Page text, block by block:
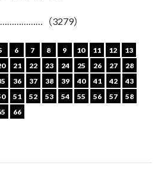
（3279）
6 7 8 9 10 11 12
13
21 22 23 24 25 26 27
28
36 37 38 39 40 41 42
43
51 52 53 54 55 56 57
58
66